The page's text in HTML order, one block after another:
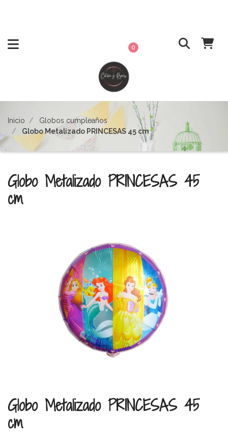
0
Inicio
Globos cumpleaños
Globo Metalizado PRINCESAS 45 cm
Globo Metalizado PRINCESAS 45
cm
Globo Metalizado PRINCESAS 45
cm